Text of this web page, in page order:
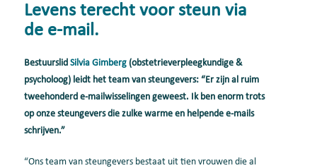
Levens terecht voor steun via
de e-mail.
Bestuurslid Silvia Gimberg (obstetrieverpleegkundige &
psycholoog) leidt het team van steungevers: “Er zijn al ruim
tweehonderd e-mailwisselingen geweest. Ik ben enorm trots
op onze steungevers die zulke warme en helpende e-mails
schrijven.”
“Ons team van steungevers bestaat uit tien vrouwen die al